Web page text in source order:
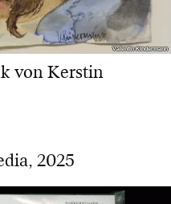
Valentin Kindermann
Valentin Kindermann
von Kerstin
2025